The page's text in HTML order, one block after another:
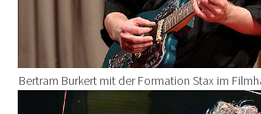
Bertram Burkert mit der Formation Stax im
Show larger version for: